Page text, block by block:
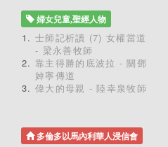
婦女兒童,聖經人物
士師記析讀 (7) 女權當道
- 梁永善牧師
靠主得勝的底波拉 - 關鄧
婥寧傳道
偉大的母親 - 陸幸泉牧師
多倫多以馬內利華人浸信會